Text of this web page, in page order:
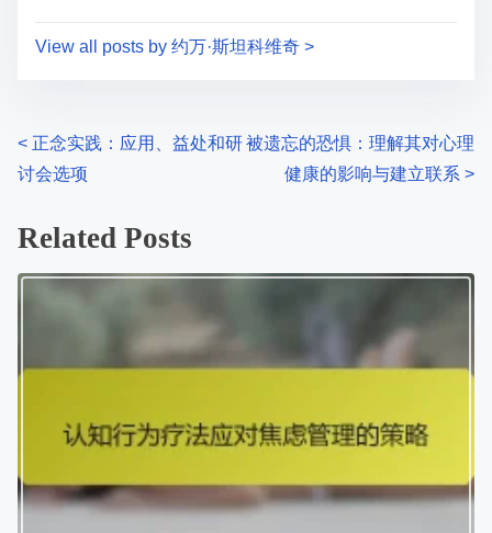
:View all posts by 约万·斯坦科维奇 >
P
o
s
t
n
i
< 正念实践：应用、益处和研
讨会选项
被遗忘的恐惧：理解其对心理
健康的影响与建立联系 >
Related Posts